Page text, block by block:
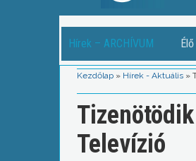
Hírek – ARCHÍVUM
Kezdőlap » Hírek - Aktuális »
Televízió